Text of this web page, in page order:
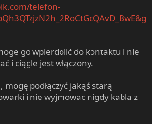
telefon-
go wpierdolić do kontaktu i nie
i ciągle jest włączony.
mogę podłączyć jakąś starą
i nie wyjmowac nigdy kabla z